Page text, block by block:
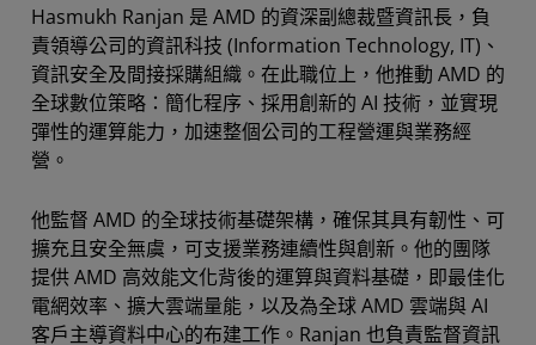
Hasmukh Ranjan 是 AMD 的資深副總裁暨資訊長，負
責領導公司的資訊科技 (Information Technology, IT)、
資訊安全及間接採購組織。在此職位上，他推動 AMD 的
全球數位策略：簡化程序、採用創新的 AI 技術，並實現
彈性的運算能力，加速整個公司的工程營運與業務經
營。
他監督 AMD 的全球技術基礎架構，確保其具有韌性、可
擴充且安全無虞，可支援業務連續性與創新。他的團隊
提供 AMD 高效能文化背後的運算與資料基礎，即最佳化
電網效率、擴大雲端量能，以及為全球 AMD 雲端與 AI
客戶主導資料中心的布建工作。Ranjan 也負責監督資訊